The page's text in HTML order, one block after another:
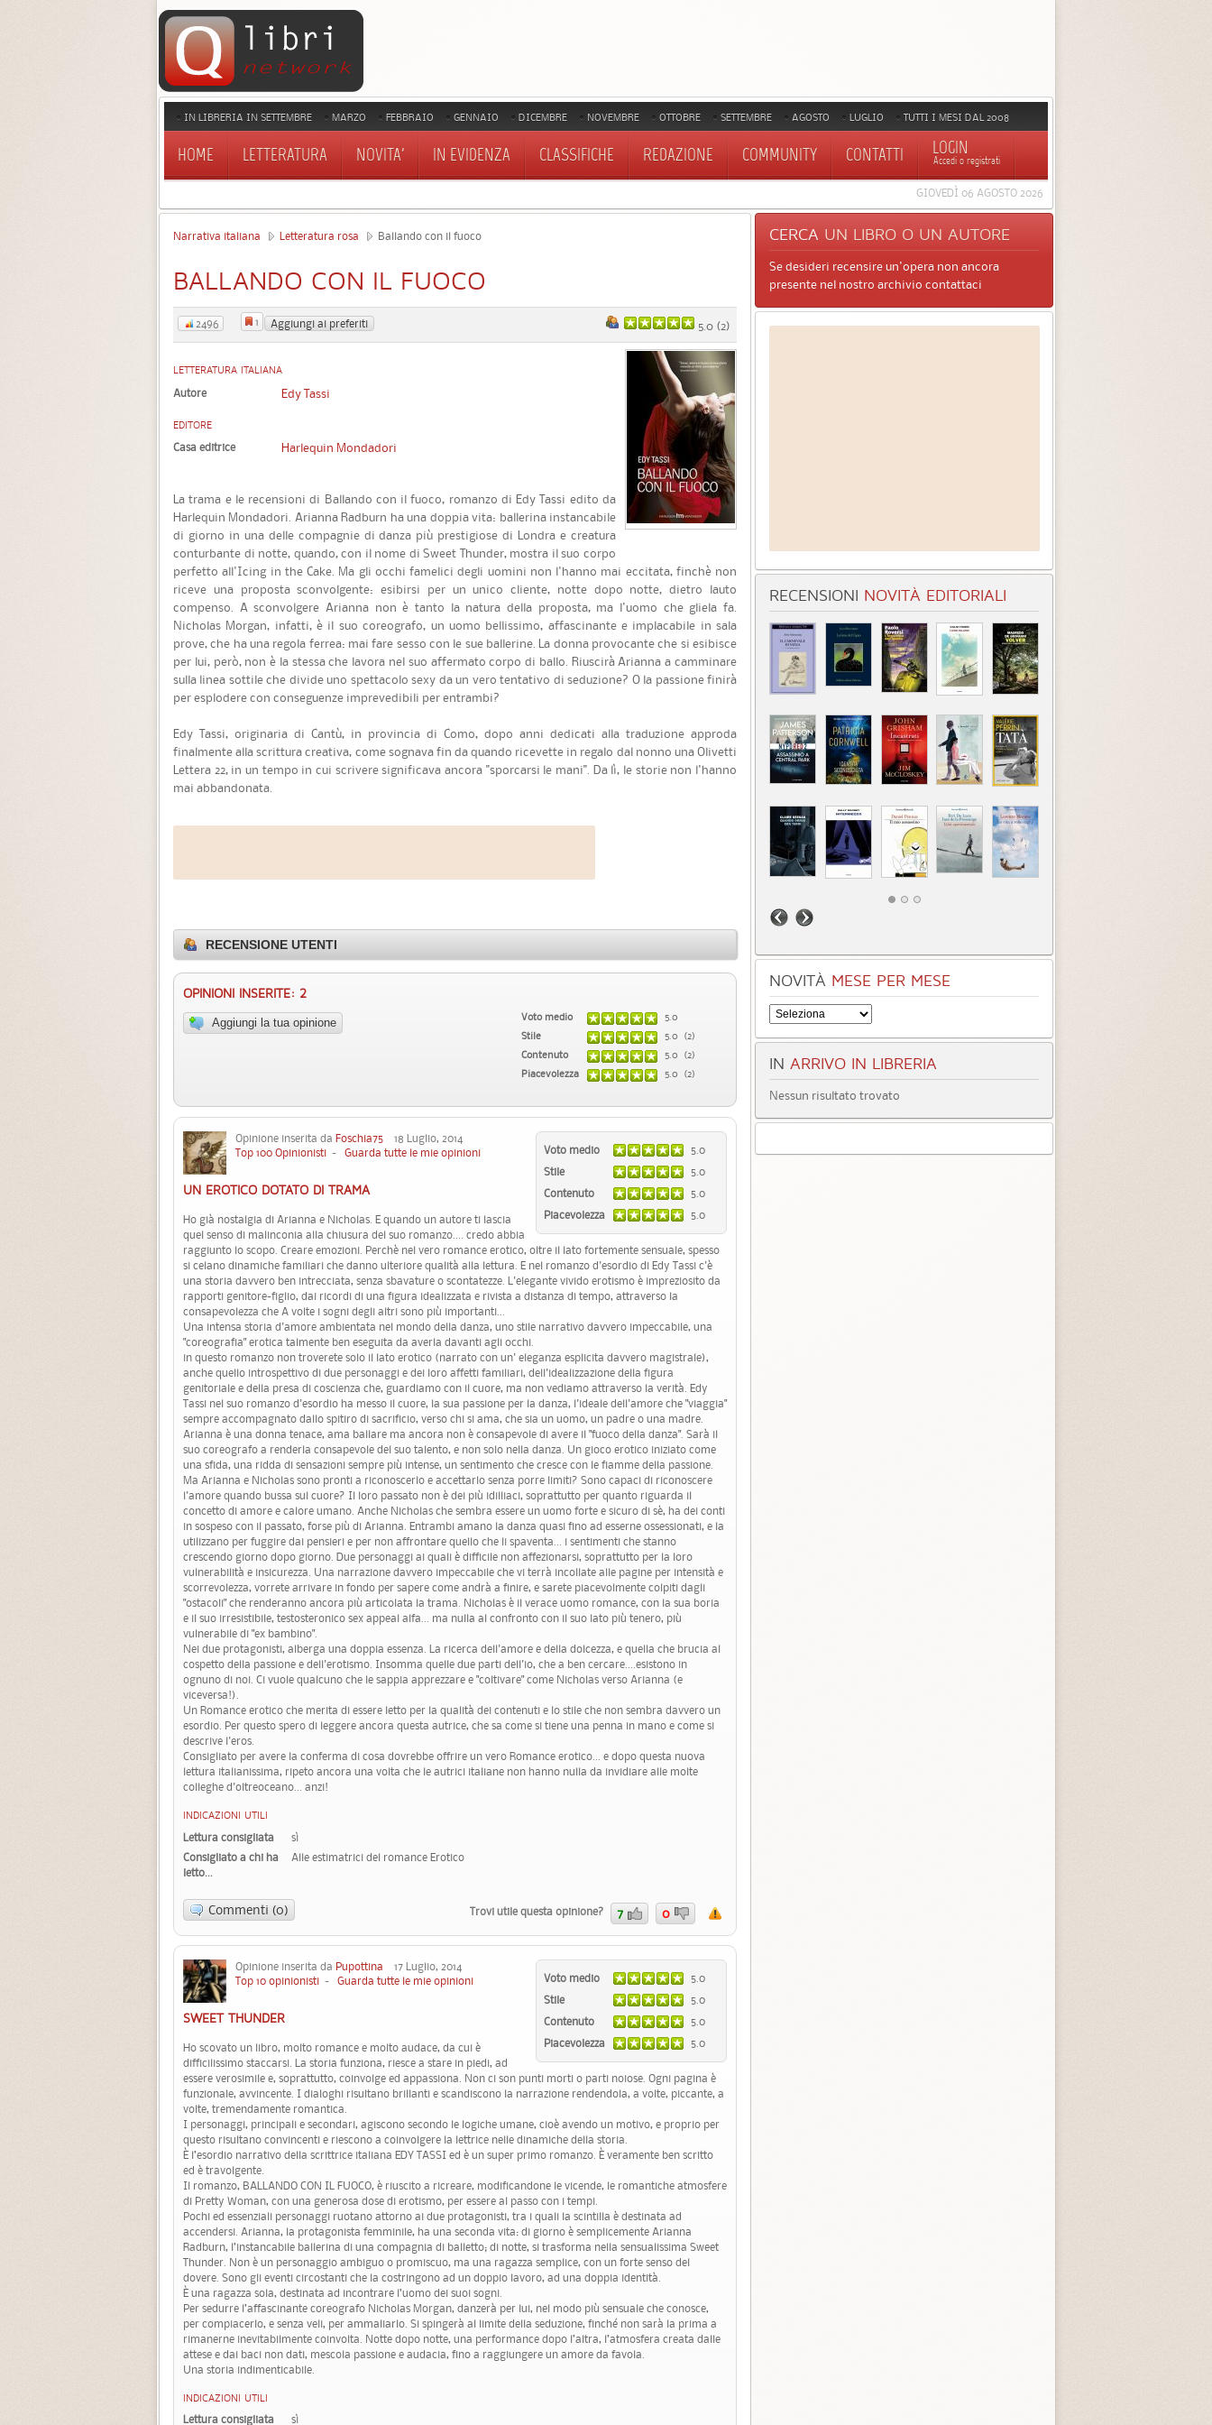
IN LIBRERIA IN SETTEMBRE MARZO FEBBRAIO GENNAIO DICEMBRE NOVEMBRE OTTOBRE SETTEMBRE AGOSTO LUGLIO TUTTI I MESI DAL 2008
HOME LETTERATURA NOVITA' IN EVIDENZA CLASSIFICHE REDAZIONE COMMUNITY CONTATTI LOGIN
Accedi o registrati
GIOVEDÌ 06 AGOSTO 2026
Narrativa italiana Letteratura rosa Ballando con il fuoco
BALLANDO CON IL FUOCO
5.0 (2)
2496 1 Aggiungi ai preferiti
LETTERATURA ITALIANA
Autore Edy Tassi
EDITORE
Casa editrice Harlequin Mondadori
La trama e le recensioni di Ballando con il fuoco, romanzo di Edy Tassi edito da
Harlequin Mondadori. Arianna Radburn ha una doppia vita: ballerina instancabile
di giorno in una delle compagnie di danza più prestigiose di Londra e creatura
conturbante di notte, quando, con il nome di Sweet Thunder, mostra il suo corpo
perfetto all'Icing in the Cake. Ma gli occhi famelici degli uomini non l'hanno mai eccitata, finchè non
riceve una proposta sconvolgente: esibirsi per un unico cliente, notte dopo notte, dietro lauto
compenso. A sconvolgere Arianna non è tanto la natura della proposta, ma l'uomo che gliela fa.
Nicholas Morgan, infatti, è il suo coreografo, un uomo bellissimo, affascinante e implacabile in sala
prove, che ha una regola ferrea: mai fare sesso con le sue ballerine. La donna provocante che si esibisce
per lui, però, non è la stessa che lavora nel suo affermato corpo di ballo. Riuscirà Arianna a camminare
sulla linea sottile che divide uno spettacolo sexy da un vero tentativo di seduzione? O la passione finirà
per esplodere con conseguenze imprevedibili per entrambi?
Edy Tassi, originaria di Cantù, in provincia di Como, dopo anni dedicati alla traduzione approda
finalmente alla scrittura creativa, come sognava fin da quando ricevette in regalo dal nonno una Olivetti
Lettera 22, in un tempo in cui scrivere significava ancora "sporcarsi le mani". Da lì, le storie non l'hanno
mai abbandonata.
RECENSIONE UTENTI
OPINIONI INSERITE: 2
Aggiungi la tua opinione Voto medio
5.0
Stile
5.0 (2)
Contenuto
5.0 (2)
Piacevolezza
5.0 (2)
Voto medio
5.0
Stile
5.0
Contenuto
5.0
Piacevolezza
5.0
Opinione inserita da Foschia75 18 Luglio, 2014
Top 100 Opinionisti - Guarda tutte le mie opinioni
UN EROTICO DOTATO DI TRAMA
Ho già nostalgia di Arianna e Nicholas. E quando un autore ti lascia
quel senso di malinconia alla chiusura del suo romanzo.... credo abbia
raggiunto lo scopo. Creare emozioni. Perchè nel vero romance erotico, oltre il lato fortemente sensuale, spesso
si celano dinamiche familiari che danno ulteriore qualità alla lettura. E nel romanzo d'esordio di Edy Tassi c'è
una storia davvero ben intrecciata, senza sbavature o scontatezze. L'elegante vivido erotismo è impreziosito da
rapporti genitore-figlio, dai ricordi di una figura idealizzata e rivista a distanza di tempo, attraverso la
consapevolezza che A volte i sogni degli altri sono più importanti...
Una intensa storia d'amore ambientata nel mondo della danza, uno stile narrativo davvero impeccabile, una
"coreografia" erotica talmente ben eseguita da averla davanti agli occhi.
in questo romanzo non troverete solo il lato erotico (narrato con un' eleganza esplicita davvero magistrale),
anche quello introspettivo di due personaggi e dei loro affetti familiari, dell'idealizzazione della figura
genitoriale e della presa di coscienza che, guardiamo con il cuore, ma non vediamo attraverso la verità. Edy
Tassi nel suo romanzo d'esordio ha messo il cuore, la sua passione per la danza, l'ideale dell'amore che "viaggia"
sempre accompagnato dallo spitiro di sacrificio, verso chi si ama, che sia un uomo, un padre o una madre.
Arianna è una donna tenace, ama ballare ma ancora non è consapevole di avere il "fuoco della danza". Sarà il
suo coreografo a renderla consapevole del suo talento, e non solo nella danza. Un gioco erotico iniziato come
una sfida, una ridda di sensazioni sempre più intense, un sentimento che cresce con le fiamme della passione.
Ma Arianna e Nicholas sono pronti a riconoscerlo e accettarlo senza porre limiti? Sono capaci di riconoscere
l'amore quando bussa sul cuore? Il loro passato non è dei più idilliaci, soprattutto per quanto riguarda il
concetto di amore e calore umano. Anche Nicholas che sembra essere un uomo forte e sicuro di sè, ha dei conti
in sospeso con il passato, forse più di Arianna. Entrambi amano la danza quasi fino ad esserne ossessionati, e la
utilizzano per fuggire dai pensieri e per non affrontare quello che li spaventa... i sentimenti che stanno
crescendo giorno dopo giorno. Due personaggi ai quali è difficile non affezionarsi, soprattutto per la loro
vulnerabilità e insicurezza. Una narrazione davvero impeccabile che vi terrà incollate alle pagine per intensità e
scorrevolezza, vorrete arrivare in fondo per sapere come andrà a finire, e sarete piacevolmente colpiti dagli
"ostacoli" che renderanno ancora più articolata la trama. Nicholas è il verace uomo romance, con la sua boria
e il suo irresistibile, testosteronico sex appeal alfa... ma nulla al confronto con il suo lato più tenero, più
vulnerabile di "ex bambino".
Nei due protagonisti, alberga una doppia essenza. La ricerca dell'amore e della dolcezza, e quella che brucia al
cospetto della passione e dell'erotismo. Insomma quelle due parti dell'io, che a ben cercare....esistono in
ognuno di noi. Ci vuole qualcuno che le sappia apprezzare e "coltivare" come Nicholas verso Arianna (e
viceversa!).
Un Romance erotico che merita di essere letto per la qualità dei contenuti e lo stile che non sembra davvero un
esordio. Per questo spero di leggere ancora questa autrice, che sa come si tiene una penna in mano e come si
descrive l'eros.
Consigliato per avere la conferma di cosa dovrebbe offrire un vero Romance erotico... e dopo questa nuova
lettura italianissima, ripeto ancora una volta che le autrici italiane non hanno nulla da invidiare alle molte
colleghe d'oltreoceano... anzi!
INDICAZIONI UTILI
Lettura consigliata
sì
Consigliato a chi ha
letto...
Alle estimatrici del romance Erotico
Commenti (0) Trovi utile questa opinione? 7 0
Voto medio
5.0
Stile
5.0
Contenuto
5.0
Piacevolezza
5.0
Opinione inserita da Pupottina 17 Luglio, 2014
Top 10 opinionisti - Guarda tutte le mie opinioni
SWEET THUNDER
Ho scovato un libro, molto romance e molto audace, da cui è
difficilissimo staccarsi. La storia funziona, riesce a stare in piedi, ad
essere verosimile e, soprattutto, coinvolge ed appassiona. Non ci son punti morti o parti noiose. Ogni pagina è
funzionale, avvincente. I dialoghi risultano brillanti e scandiscono la narrazione rendendola, a volte, piccante, a
volte, tremendamente romantica.
I personaggi, principali e secondari, agiscono secondo le logiche umane, cioè avendo un motivo, e proprio per
questo risultano convincenti e riescono a coinvolgere la lettrice nelle dinamiche della storia.
È l’esordio narrativo della scrittrice italiana EDY TASSI ed è un super primo romanzo. È veramente ben scritto
ed è travolgente.
Il romanzo, BALLANDO CON IL FUOCO, è riuscito a ricreare, modificandone le vicende, le romantiche atmosfere
di Pretty Woman, con una generosa dose di erotismo, per essere al passo con i tempi.
Pochi ed essenziali personaggi ruotano attorno ai due protagonisti, tra i quali la scintilla è destinata ad
accendersi. Arianna, la protagonista femminile, ha una seconda vita: di giorno è semplicemente Arianna
Radburn, l’instancabile ballerina di una compagnia di balletto; di notte, si trasforma nella sensualissima Sweet
Thunder. Non è un personaggio ambiguo o promiscuo, ma una ragazza semplice, con un forte senso del
dovere. Sono gli eventi circostanti che la costringono ad un doppio lavoro, ad una doppia identità.
È una ragazza sola, destinata ad incontrare l’uomo dei suoi sogni.
Per sedurre l’affascinante coreografo Nicholas Morgan, danzerà per lui, nel modo più sensuale che conosce,
per compiacerlo, e senza veli, per ammaliarlo. Si spingerà al limite della seduzione, finché non sarà la prima a
rimanerne inevitabilmente coinvolta. Notte dopo notte, una performance dopo l’altra, l’atmosfera creata dalle
attese e dai baci non dati, mescola passione e audacia, fino a raggiungere un amore da favola.
Una storia indimenticabile.
INDICAZIONI UTILI
Lettura consigliata sì
CERCA UN LIBRO O UN AUTORE
Se desideri recensire un'opera non ancora
presente nel nostro archivio contattaci
RECENSIONI NOVITÀ EDITORIALI
NOVITÀ MESE PER MESE
IN ARRIVO IN LIBRERIA
Nessun risultato trovato